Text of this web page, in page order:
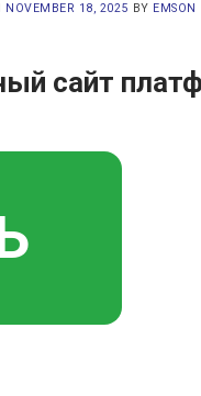
NOVEMBER 18, 2025 BY EMSON
сайт